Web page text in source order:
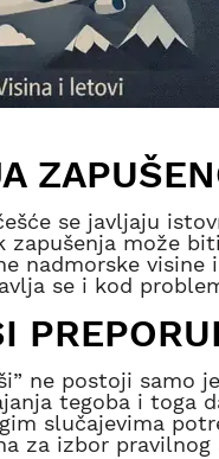
se javljaju
zapušenja može
nadmorske
se i kod
ne postoji samo
tegoba i toga
slučajevima
za izbor pravilnog